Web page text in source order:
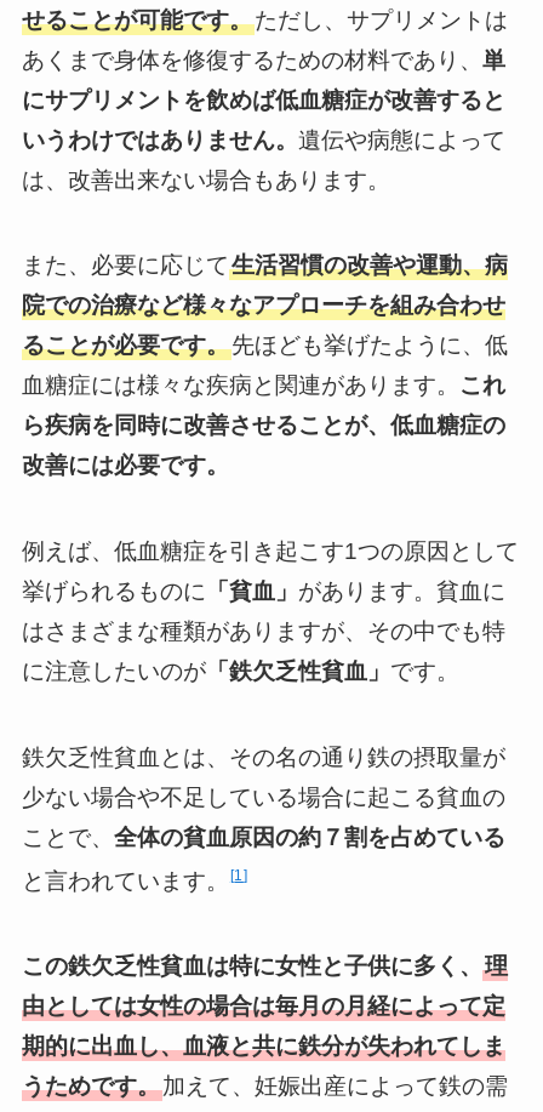
せることが可能です。ただし、サプリメントは
あくまで身体を修復するための材料であり、 単
にサプリメントを飲めば低血糖症が改善すると
いうわけではありません。 遺伝や病態によって
は、改善出来ない場合もあります。
また、必要に応じて生活習慣の改善や運動、病
院での治療など様々なアプローチを組み合わせ
ることが必要です。先ほども挙げたように、低
血糖症には様々な疾病と関連があります。 これ
ら疾病を同時に改善させることが、低血糖症の
改善には必要です。
例えば、低血糖症を引き起こす1つの原因として
挙げられるものに 「貧血」 があります。貧血に
はさまざまな種類がありますが、その中でも特
に注意したいのが「鉄欠乏性貧血」 です。
鉄欠乏性貧血とは、その名の通り鉄の摂取量が
少ない場合や不足している場合に起こる貧血の
ことで、 全体の貧血原因の約７割を占めている
と言われています。
1
この鉄欠乏性貧血は特に女性と子供に多く、 理
由としては女性の場合は毎月の月経によって定
期的に出血し、血液と共に鉄分が失われてしま
うためです。加えて、妊娠出産によって鉄の需